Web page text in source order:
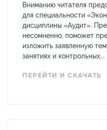
Вниманию читателя
для специальности
дисциплины «Аудит».
несомненно, поможет
изложить заявленную
занятиях и контрольных...
ПЕРЕЙТИ И СКАЧАТЬ